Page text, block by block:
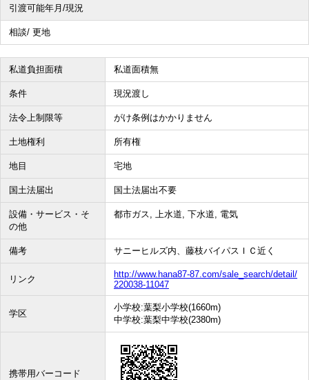
引渡可能年月/現況
相談/ 更地
私道負担面積 私道面積無
条件 現況渡し
法令上制限等 がけ条例はかかりません
土地権利 所有権
地目 宅地
国土法届出 国土法届出不要
設備・サービス・そ
の他
都市ガス, 上水道, 下水道, 電気
備考 サニーヒルズ内、藤枝バイパスＩＣ近く
リンク
http://www.hana87-87.com/sale_search/detail/
220038-11047
学区
小学校:葉梨小学校(1660m)
中学校:葉梨中学校(2380m)
携帯用バーコード